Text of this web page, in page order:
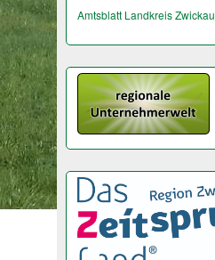
Amtsblatt Landkreis Zwickau